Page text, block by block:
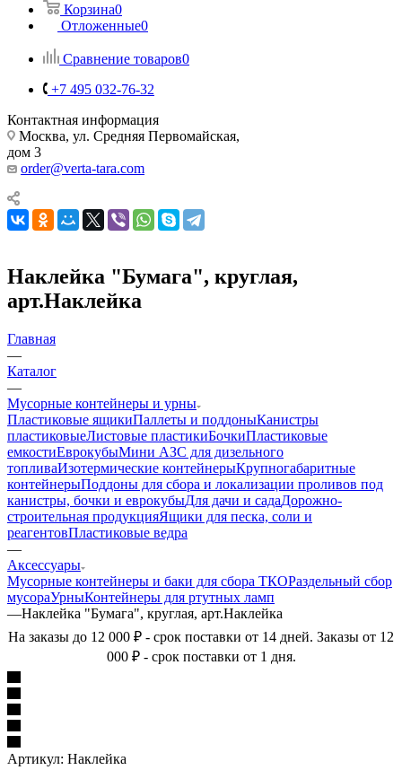
Корзина0
Отложенные0
Сравнение товаров0
+7 495 032-76-32
Контактная информация
Москва, ул. Средняя Первомайская,
дом 3
order@verta-tara.com
Наклейка "Бумага", круглая,
арт.Наклейка
Главная
—
Каталог
—
Мусорные контейнеры и урны
Пластиковые ящикиПаллеты и поддоныКанистры
пластиковыеЛистовые пластикиБочкиПластиковые
емкостиЕврокубыМини АЗС для дизельного
топливаИзотермические контейнерыКрупногабаритные
контейнерыПоддоны для сбора и локализации проливов под
канистры, бочки и еврокубыДля дачи и садаДорожно-
строительная продукцияЯщики для песка, соли и
реагентовПластиковые ведра
—
Аксессуары
Мусорные контейнеры и баки для сбора ТКОРаздельный сбор
мусораУрныКонтейнеры для ртутных ламп
—Наклейка "Бумага", круглая, арт.Наклейка
На заказы до 12 000 ₽ - срок поставки от 14 дней. Заказы от 12
000 ₽ - срок поставки от 1 дня.
Артикул: Наклейка